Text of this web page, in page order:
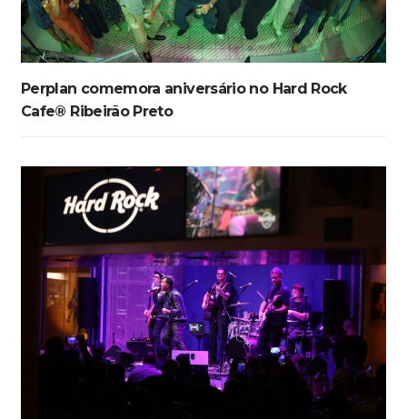
Perplan comemora aniversário no Hard Rock
Cafe® Ribeirão Preto